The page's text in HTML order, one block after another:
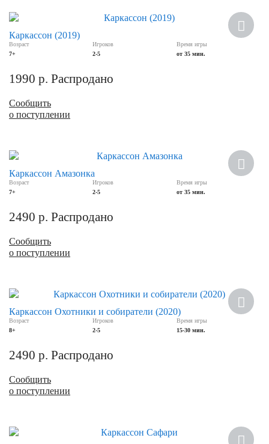
Каркассон (2019)
Возраст
7+
Игроков
2-5
Время игры
от 35 мин.
1990 р. Распродано
Сообщить
о поступлении
Каркассон Амазонка
Возраст
7+
Игроков
2-5
Время игры
от 35 мин.
2490 р. Распродано
Сообщить
о поступлении
Каркассон Охотники и собиратели (2020)
Возраст
8+
Игроков
2-5
Время игры
15-30 мин.
2490 р. Распродано
Сообщить
о поступлении